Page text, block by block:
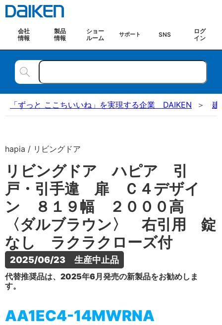
会社
情報
製品
情報
ショー
ルーム
サポート SNS
ログ
イン
「ずっと ここちいいね」を実現する企業 DAIKEN 建
hapia / リビングドア
リビングドア ハピア 引
戸・引手違 扉 Ｃ４デザイ
ン ８１９幅 ２０００高
〈ダルブラウン〉 右引用 錠
なし ラクラクローズ付
2025/06/23　生産中止品
代替推奨品は、2025年6月発売の新製品をお勧めしま
す。
AA1EC4-14MWRNA